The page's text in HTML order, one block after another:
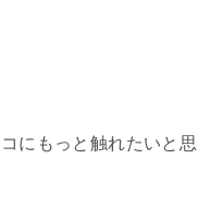
にもっと触れたいと